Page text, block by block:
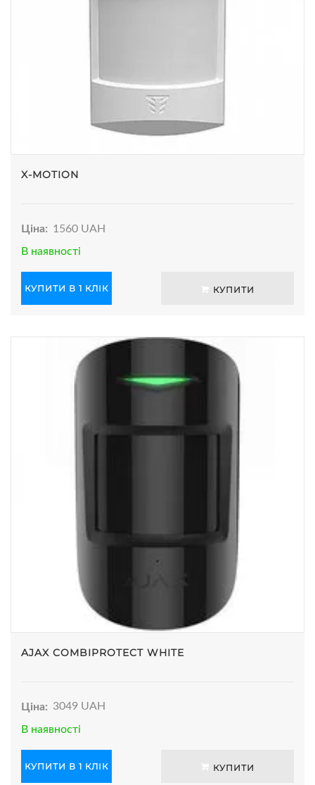
X-MOTION
Ціна: 1560 UAH
В наявності
КУПИТИ В 1 КЛІК КУПИТИ
AJAX COMBIPROTECT WHITE
Ціна: 3049 UAH
В наявності
КУПИТИ В 1 КЛІК КУПИТИ